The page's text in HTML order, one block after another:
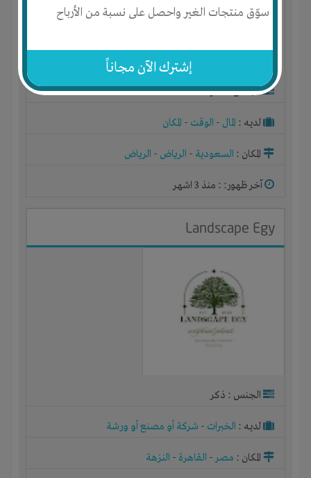
سوّق منتجات الغير واحصل على نسبة من الأرباح
إشترك الآن مجاناً
الجنس : ذكر
لديـه : المال - الوقت - المكان
المكان : السعودية - الرياض - الرياض
آخر ظهور: : منذ 3 اشهر
Landscape Egy
الجنس : ذكر
لديـه : الخبرات - شركة أو مصنع أو ورشة
المكان : مصر- القاهرة - النزهة